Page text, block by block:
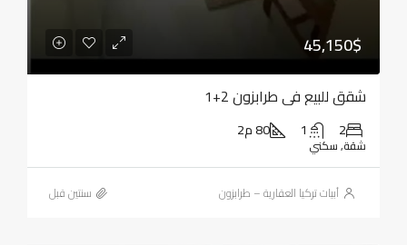
45,150$
شقق للبيع في طرابزون 2+1
2
1 80 م2
شقة, سكني
أبيات تركيا العقارية – طرابزون ‏سنتين قبل